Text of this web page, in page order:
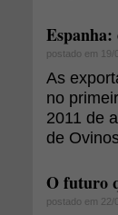
Espanha:
postado em 19/
As
no
2011 de
de
O futuro
postado em 22/